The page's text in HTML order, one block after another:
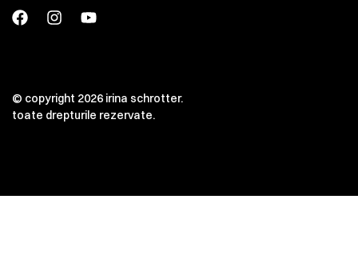
© copyright 2026 irina schrotter.
toate drepturile rezervate.